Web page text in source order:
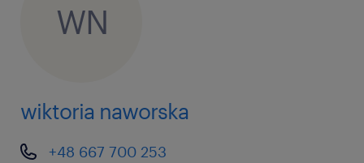
WN
wiktoria naworska
+48 667 700 253